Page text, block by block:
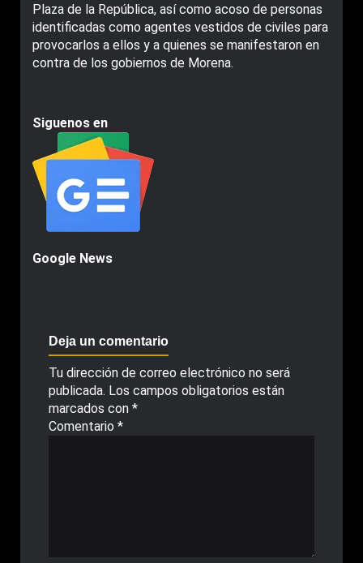
Plaza de la República, así como acoso de personas
identificadas como agentes vestidos de civiles para
provocarlos a ellos y a quienes se manifestaron en
contra de los gobiernos de Morena.
Siguenos en
Google News
Deja un comentario
Tu dirección de correo electrónico no será
publicada. Los campos obligatorios están
marcados con *
Comentario *